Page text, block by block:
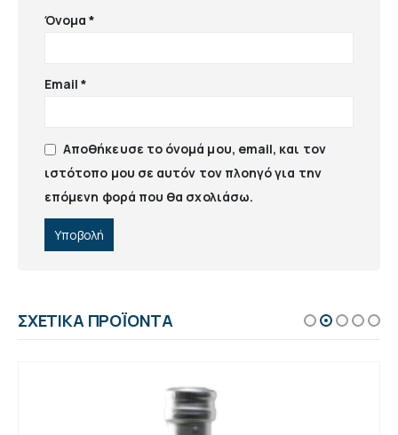
Όνομα*
Email*
Αποθήκευσε το όνομά μου, email, και τον
ιστότοπο μου σε αυτόν τον πλοηγό για την
επόμενη φορά που θα σχολιάσω.
ΣΧΕΤΙΚΆ ΠΡΟΪΌΝΤΑ